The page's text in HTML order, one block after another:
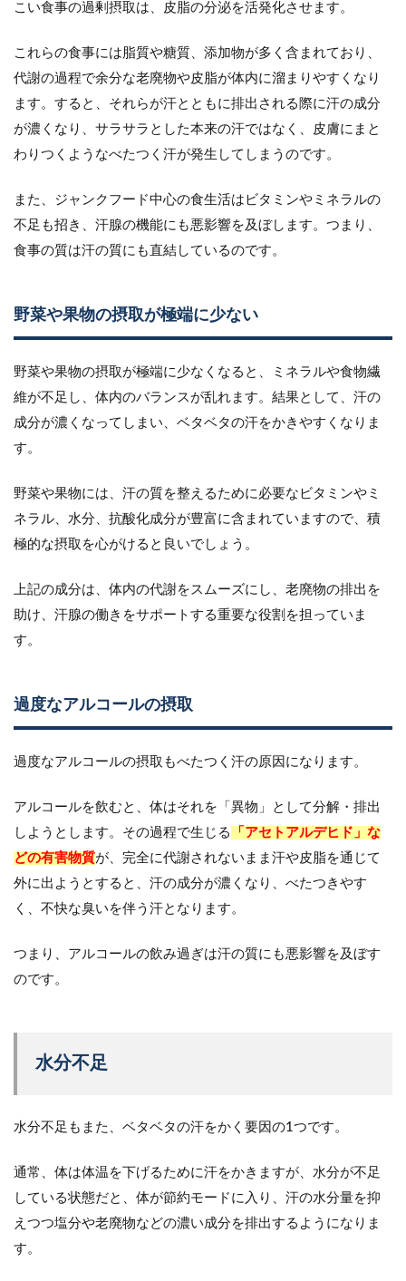
こい食事の過剰摂取は、皮脂の分泌を活発化させます。
これらの食事には脂質や糖質、添加物が多く含まれており、
代謝の過程で余分な老廃物や皮脂が体内に溜まりやすくなり
ます。すると、それらが汗とともに排出される際に汗の成分
が濃くなり、サラサラとした本来の汗ではなく、皮膚にまと
わりつくようなべたつく汗が発生してしまうのです。
また、ジャンクフード中心の食生活はビタミンやミネラルの
不足も招き、汗腺の機能にも悪影響を及ぼします。つまり、
食事の質は汗の質にも直結しているのです。
野菜や果物の摂取が極端に少ない
野菜や果物の摂取が極端に少なくなると、ミネラルや食物繊
維が不足し、体内のバランスが乱れます。結果として、汗の
成分が濃くなってしまい、ベタベタの汗をかきやすくなりま
す。
野菜や果物には、汗の質を整えるために必要なビタミンやミ
ネラル、水分、抗酸化成分が豊富に含まれていますので、積
極的な摂取を心がけると良いでしょう。
上記の成分は、体内の代謝をスムーズにし、老廃物の排出を
助け、汗腺の働きをサポートする重要な役割を担っていま
す。
過度なアルコールの摂取
過度なアルコールの摂取もべたつく汗の原因になります。
アルコールを飲むと、体はそれを「異物」として分解・排出
しようとします。その過程で生じる
「アセトアルデヒド」な
どの有害物質が、完全に代謝されないまま汗や皮脂を通じて
外に出ようとすると、汗の成分が濃くなり、べたつきやす
く、不快な臭いを伴う汗となります。
つまり、アルコールの飲み過ぎは汗の質にも悪影響を及ぼす
のです。
水分不足
水分不足もまた、ベタベタの汗をかく要因の1つです。
通常、体は体温を下げるために汗をかきますが、水分が不足
している状態だと、体が節約モードに入り、汗の水分量を抑
えつつ塩分や老廃物などの濃い成分を排出するようになりま
す。